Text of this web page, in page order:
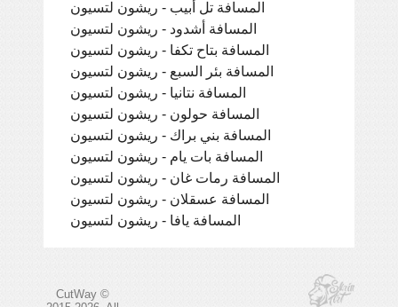
المسافة تل أبيب - ريشون لتسيون
المسافة أشدود - ريشون لتسيون
المسافة بتاح تكفا - ريشون لتسيون
المسافة بئر السبع - ريشون لتسيون
المسافة نتانيا - ريشون لتسيون
المسافة حولون - ريشون لتسيون
المسافة بني براك - ريشون لتسيون
المسافة بات يام - ريشون لتسيون
المسافة رمات غان - ريشون لتسيون
المسافة عسقلان - ريشون لتسيون
المسافة يافا - ريشون لتسيون
CutWay ©